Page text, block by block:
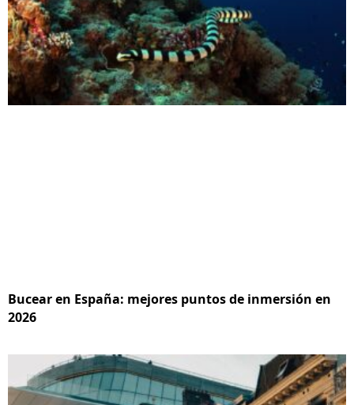
Bucear en España: mejores puntos de inmersión en
2026